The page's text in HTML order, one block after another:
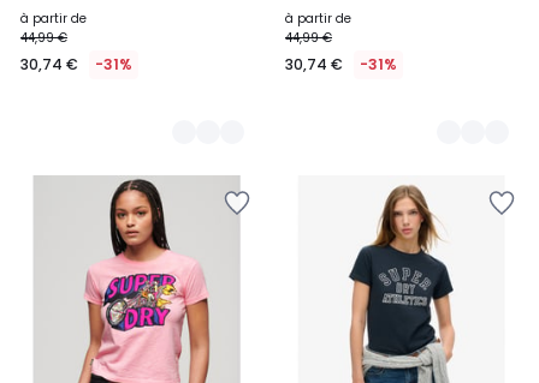
à partir de
44,99 €
30,74 € -31%
à partir de
44,99 €
30,74 € -31%